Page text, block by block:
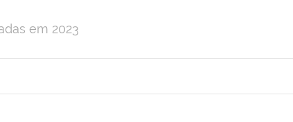
em 2023